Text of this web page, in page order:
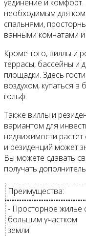
уединение и
необходимым для
спальнями,
ванными комнатами
Кроме того, виллы и
террасы, бассейны и
площадки. Здесь
воздухом, купаться в
гольф.
Также виллы и
вариантом для
недвижимости
и резиденций может
Вы можете сдавать
получать
Преимущества:
- Просторное жилье
большим участком
земли